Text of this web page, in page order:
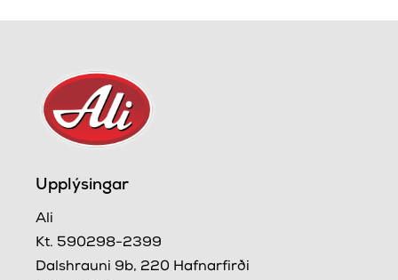
Upplýsingar
Ali
Kt. 590298-2399
Dalshrauni 9b, 220 Hafnarfirði